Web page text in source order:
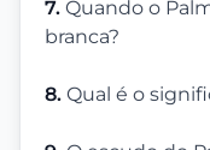
7. Quando o
branca?
8. Qual é o